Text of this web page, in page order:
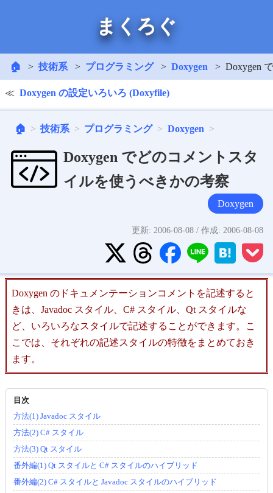
まくろぐ
🏠 技術系 プログラミング Doxygen Doxygen
Doxygen の設定いろいろ (Doxyfile)
🏠 技術系 プログラミング Doxygen
Doxygen でどのコメントスタ
イルを使うべきかの考察
Doxygen
更新: 2006-08-08 / 作成: 2006-08-08
Doxygen のドキュメンテーションコメントを記述すると
きは、Javadoc スタイル、C# スタイル、Qt スタイルな
ど、いろいろなスタイルで記述することができます。こ
こでは、それぞれの記述スタイルの特徴をまとめておき
ます。
方法(1) Javadoc スタイル
方法(2) C# スタイル
方法(3) Qt スタイル
番外編(1) Qt スタイルと C# スタイルのハイブリッド
番外編(2) C# スタイルと Javadoc スタイルのハイブリッド